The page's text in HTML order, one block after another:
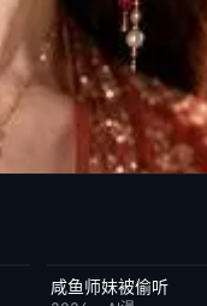
完结
咸鱼师妹被偷听